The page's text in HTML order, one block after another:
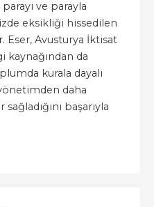
ve parayla
eksikliği hissedilen
Eser, Avusturya İktisat
da
kurala dayalı
daha
başarıyla